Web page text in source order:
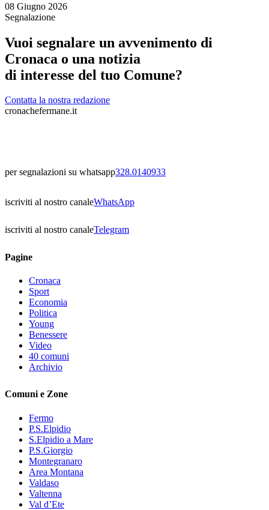
08 Giugno 2026
Segnalazione
Vuoi segnalare un avvenimento di
Cronaca o una notizia
di interesse del tuo Comune?
Contatta la nostra redazione
cronachefermane.it
per segnalazioni su whatsapp328.0140933
iscriviti al nostro canaleWhatsApp
iscriviti al nostro canaleTelegram
Pagine
Cronaca
Sport
Economia
Politica
Young
Benessere
Video
40 comuni
Archivio
Comuni e Zone
Fermo
P.S.Elpidio
S.Elpidio a Mare
P.S.Giorgio
Montegranaro
Area Montana
Valdaso
Valtenna
Val d’Ete